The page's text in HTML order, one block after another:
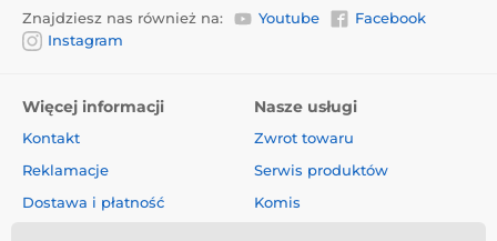
Znajdziesz nas również na: Youtube
Facebook
Instagram
Więcej informacji
Kontakt
Reklamacje
Dostawa i płatność
Nasze usługi
Zwrot towaru
Serwis produktów
Komis